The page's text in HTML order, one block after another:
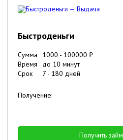
Быстроденьги
Сумма 1000 - 100000 ₽
Время
до 10 минут
Срок
7 - 180 дней
Получение:
Получить займ